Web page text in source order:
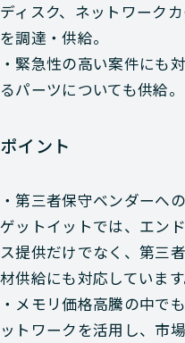
ディスク、ネットワーク
を調達・供給。
・緊急性の高い案件にも
るパーツについても供給。
ポイント
・第三者保守ベンダーへ
ゲットイットでは、エン
ス提供だけでなく、第三
材供給にも対応しています
・メモリ価格高騰の中で
ットワークを活用し、市